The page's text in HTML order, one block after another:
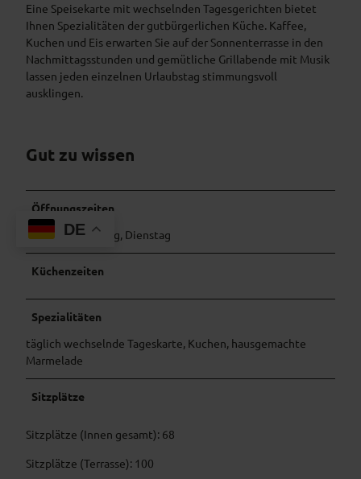
Eine Speisekarte mit wechselnden Tagesgerichten bietet
Ihnen Spezialitäten der gutbürgerlichen Küche. Kaffee,
Kuchen und Eis erwarten Sie auf der Sonnenterrasse in den
Nachmittagsstunden und gemütliche Grillabende mit Musik
lassen jeden einzelnen Urlaubstag stimmungsvoll
ausklingen.
Gut zu wissen
Öffnungszeiten
Ruhetage: Montag, Dienstag
Küchenzeiten
Spezialitäten
täglich wechselnde Tageskarte, Kuchen, hausgemachte
Marmelade
Sitzplätze
Sitzplätze (Innen gesamt): 68
Sitzplätze (Terrasse): 100
DE